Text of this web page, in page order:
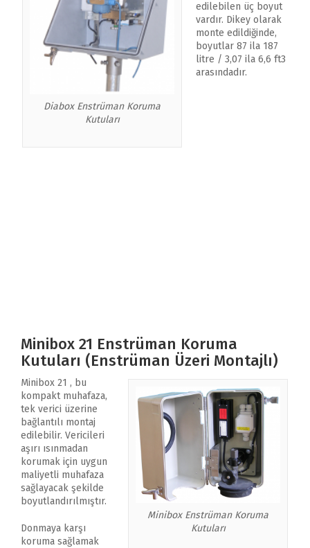
Diabox Enstrüman Koruma
Kutuları
edilebilen üç boyut
vardır. Dikey olarak
monte edildiğinde,
boyutlar 87 ila 187
litre / 3,07 ila 6,6 ft3
arasındadır.
Minibox 21 Enstrüman Koruma
Kutuları (Enstrüman Üzeri Montajlı)
Minibox Enstrüman Koruma
Kutuları
Minibox 21 , bu
kompakt muhafaza,
tek verici üzerine
bağlantılı montaj
edilebilir. Vericileri
aşırı ısınmadan
korumak için uygun
maliyetli muhafaza
sağlayacak şekilde
boyutlandırılmıştır.
Donmaya karşı
koruma sağlamak